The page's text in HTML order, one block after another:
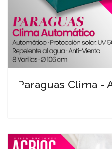
Paraguas Clima -